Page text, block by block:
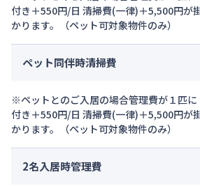
付き＋550円/日 清掃費(一律)＋5,500円が
かります。（ペット可対象物件のみ）
ペット同伴時清掃費
※ペットとのご入居の場合管理費が１匹に
付き＋550円/日 清掃費(一律)＋5,500円が
かります。（ペット可対象物件のみ）
2名入居時管理費